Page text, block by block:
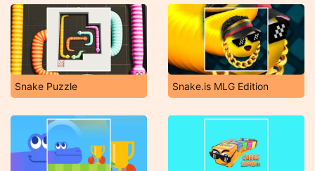
Snake Puzzle Snake.is MLG Edition